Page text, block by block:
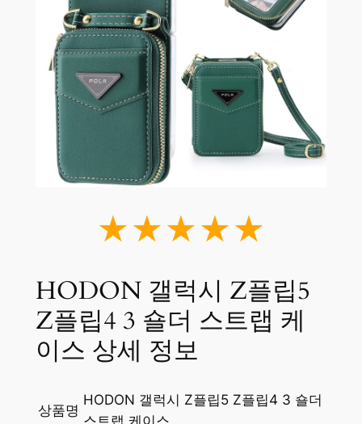
★★★★★
HODON 갤럭시 Z플립5
Z플립4 3 숄더 스트랩 케
이스 상세 정보
상품명
HODON 갤럭시 Z플립5 Z플립4 3 숄더
스트랩 케이스